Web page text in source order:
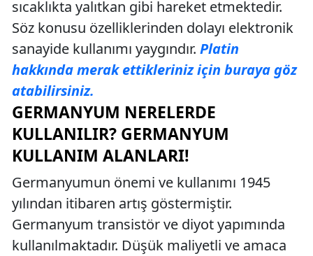
sıcaklıkta yalıtkan gibi hareket etmektedir.
Söz konusu özelliklerinden dolayı elektronik
sanayide kullanımı yaygındır. Platin
hakkında merak ettikleriniz için buraya göz
atabilirsiniz.
GERMANYUM NERELERDE
KULLANILIR? GERMANYUM
KULLANIM ALANLARI!
Germanyumun önemi ve kullanımı 1945
yılından itibaren artış göstermiştir.
Germanyum transistör ve diyot yapımında
kullanılmaktadır. Düşük maliyetli ve amaca